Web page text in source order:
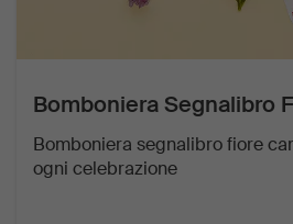
Bomboniera Segnalibro
Bomboniera segnalibro fiore
ogni celebrazione